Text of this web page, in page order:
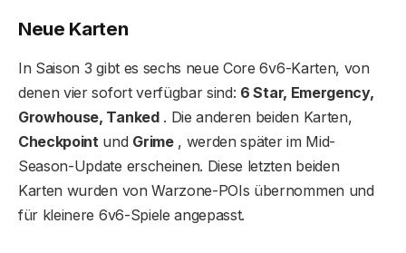
Neue Karten
In Saison 3 gibt es sechs neue Core 6v6-Karten, von
denen vier sofort verfügbar sind: 6 Star, Emergency,
Growhouse, Tanked. Die anderen beiden Karten,
Checkpoint und Grime, werden später im Mid-
Season-Update erscheinen. Diese letzten beiden
Karten wurden von Warzone-POIs übernommen und
für kleinere 6v6-Spiele angepasst.